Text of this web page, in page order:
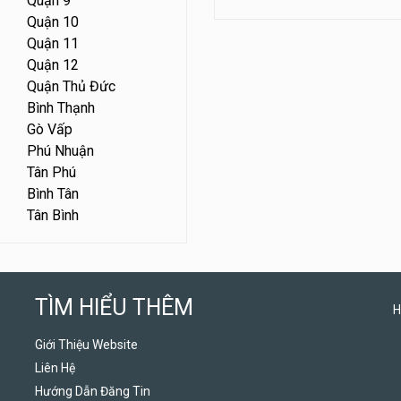
Quận 10
Quận 11
Quận 12
Quận Thủ Đức
Bình Thạnh
Gò Vấp
Phú Nhuận
Tân Phú
Bình Tân
Tân Bình
TÌM HIỂU THÊM
Giới Thiệu Website
Liên Hệ
Hướng Dẫn Đăng Tin